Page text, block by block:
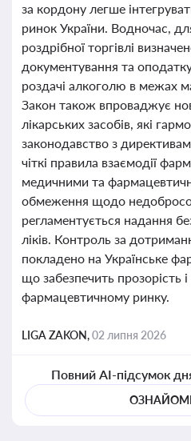
за кордону легше
ринок України. Водночас,
роздрібної торгівлі
документування та
роздачі алкоголю в межах
Закон також впроваджує
лікарських засобів, які
законодавство з
чіткі правила взаємодії
медичними та
обмеження щодо
регламентується надання
ліків. Контроль за
покладено на Українське
що забезпечить прозорість
фармацевтичному ринку.
LIGA ZAKON,02 липня 2026
Повний AI-підсумок